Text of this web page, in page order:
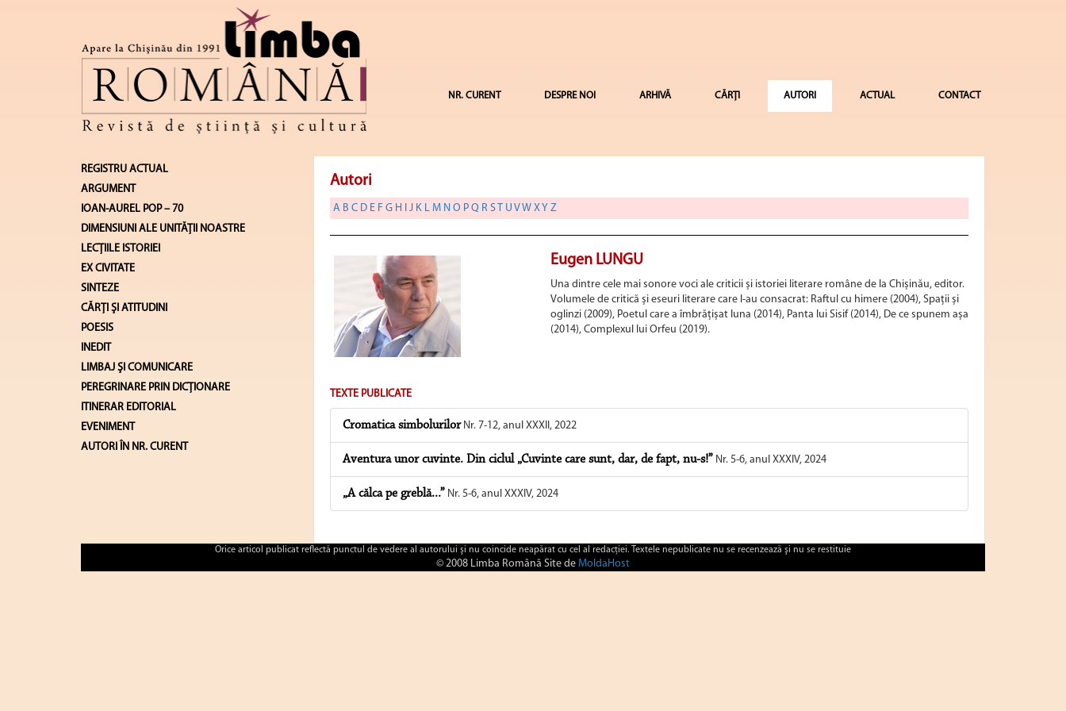
NR. CURENT DESPRE NOI ARHIVĂ CĂRȚI AUTORI ACTUAL CONTACT
REGISTRU ACTUAL
ARGUMENT
IOAN-AUREL POP – 70
DIMENSIUNI ALE UNITĂŢII NOASTRE
LECŢIILE ISTORIEI
EX CIVITATE
SINTEZE
CĂRŢI ŞI ATITUDINI
POESIS
INEDIT
LIMBAJ ŞI COMUNICARE
PEREGRINARE PRIN DICȚIONARE
ITINERAR EDITORIAL
EVENIMENT
AUTORI ÎN NR. CURENT
Autori
A B C D E F G H J K L M N O P Q R ST U VW XY Z
Eugen LUNGU
Una dintre cele mai sonore voci ale criticii și istoriei literare române de la Chișinău, editor.
Volumele de critică și eseuri literare care l-au consacrat: Raftul cu himere (2004), Spații și
oglinzi (2009), Poetul care a îmbrățișat luna (2014), Panta lui Sisif (2014), De ce spunem așa
(2014), Complexul lui Orfeu (2019).
TEXTE PUBLICATE
Cromatica simbolurilorNr. 7-12, anul XXXII, 2022
Aventura unor cuvinte. Din ciclul „Cuvinte care sunt, dar, de fapt, nu-s!”Nr. 5-6, anul XXXIV, 2024
„A călca pe greblă...”Nr. 5-6, anul XXXIV, 2024
Orice articol publicat reflectă punctul de vedere al autorului şi nu coincide neapărat cu cel al redacţiei. Textele nepublicate nu se recenzează şi nu se restituie
© 2008 Limba Română Site de MoldaHost